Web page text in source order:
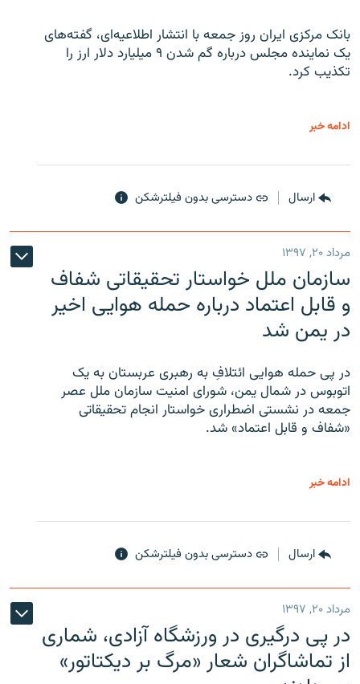
بانک مرکزی ایران روز جمعه با انتشار اطلاعیه‌ای، گفته‌های
یک نماینده مجلس درباره گم شدن ۹ میلیارد دلار ارز را
تکذیب کرد.
ادامه خبر
ارسال دسترسی بدون فیلترشکن
مرداد ۲۰, ۱۳۹۷
سازمان ملل خواستار تحقیقاتی شفاف
و قابل اعتماد درباره حمله هوایی اخیر
در یمن شد
در پی حمله هوایی ائتلافِ به رهبری عربستان به یک
اتوبوس در شمال یمن، شورای امنیت سازمان ملل عصر
جمعه در نشستی اضطراری خواستار انجام تحقیقاتی
«شفاف و قابل اعتماد» شد.
ادامه خبر
ارسال دسترسی بدون فیلترشکن
مرداد ۲۰, ۱۳۹۷
در پی درگیری در ورزشگاه آزادی، شماری
از تماشاگران شعار «مرگ بر دیکتاتور»